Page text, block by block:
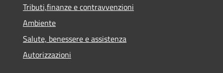
Tributi,finanze e contravvenzioni
Ambiente
Salute, benessere e assistenza
Autorizzazioni